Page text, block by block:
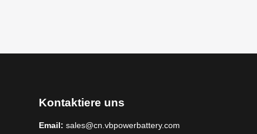
Kontaktiere uns
Email: sales@cn.vbpowerbattery.com